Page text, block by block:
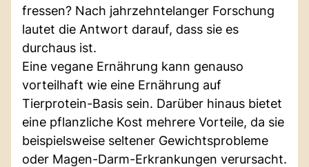
fressen? Nach jahrzehntelanger Forschung
lautet die Antwort darauf, dass sie es
durchaus ist.
Eine vegane Ernährung kann genauso
vorteilhaft wie eine Ernährung auf
Tierprotein-Basis sein. Darüber hinaus bietet
eine pflanzliche Kost mehrere Vorteile, da sie
beispielsweise seltener Gewichtsprobleme
oder Magen-Darm-Erkrankungen verursacht.